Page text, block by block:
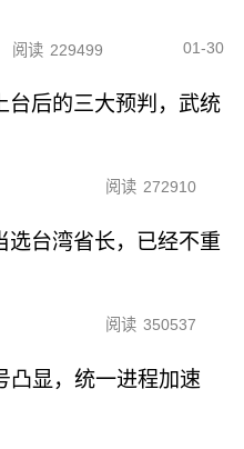
阅读 229499 01-30
台后的三大预判，武统
阅读 272910
选台湾省长，已经不重
阅读 350537
凸显，统一进程加速